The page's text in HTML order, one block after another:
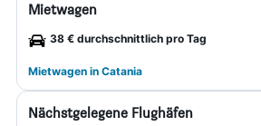
Mietwagen
38 € durchschnittlich pro Tag
Mietwagen in Catania
Nächstgelegene Flughäfen